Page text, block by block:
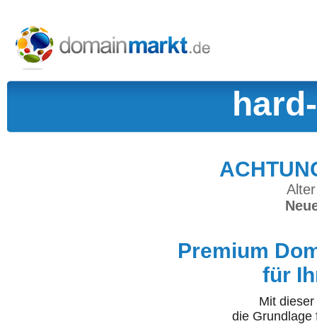
Premium
für
Mit
die